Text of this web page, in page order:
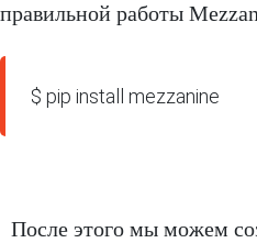
правильной работы
$ pip install mezzanine
После этого мы можем